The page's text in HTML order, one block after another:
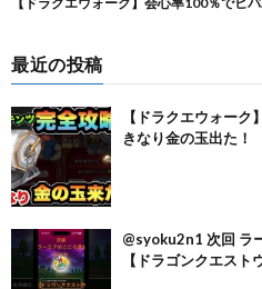
最近の投稿
【ドラクエウォー
きなり金の玉出た！
@syoku2n1 次回 ラ
【ドラゴンクエスト